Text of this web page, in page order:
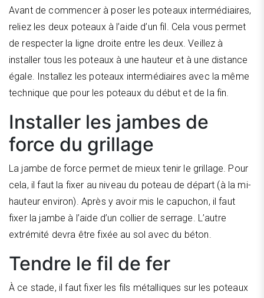
Avant de commencer à poser les poteaux intermédiaires,
reliez les deux poteaux à l’aide d’un fil. Cela vous permet
de respecter la ligne droite entre les deux. Veillez à
installer tous les poteaux à une hauteur et à une distance
égale. Installez les poteaux intermédiaires avec la même
technique que pour les poteaux du début et de la fin.
Installer les jambes de
force du grillage
La jambe de force permet de mieux tenir le grillage. Pour
cela, il faut la fixer au niveau du poteau de départ (à la mi-
hauteur environ). Après y avoir mis le capuchon, il faut
fixer la jambe à l’aide d’un collier de serrage. L’autre
extrémité devra être fixée au sol avec du béton.
Tendre le fil de fer
À ce stade, il faut fixer les fils métalliques sur les poteaux